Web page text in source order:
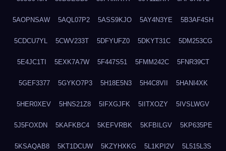
5AOPNSAW 5AQL07P2 5ASS9KJO 5AY4N3YE 5B3AF4SH
5CDCU7YL 5CWV233T 5DFYUFZ0 5DKYT31C 5DM253CG
5E4JC1TI 5EXK7A7W 5F447S51 5FMM242C 5FNR39CT
5GEF3377 5GYKO7P3 5H18E5N3 5H4C8VII 5HANI4XK
5HER0XEV 5HNS21Z8 5IFXGJFK 5IITXOZY 5IVSLWGV
5J5FOXDN 5KAFKBC4 5KEFVRBK 5KFBILGV 5KP635PE
5KSAQAB8 5KT1DCUW 5KZYHXKG 5L1KPI2V 5L515L3S